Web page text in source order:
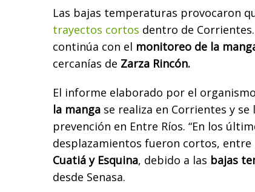
Las bajas temperaturas provocaron
trayectos cortos dentro de
continúa con el monitoreo de la
cercanías de Zarza Rincón.
El informe elaborado por el
la manga se realiza en Corrientes y
prevención en Entre Ríos. “En los
desplazamientos fueron cortos,
Cuatiá y Esquina, debido a las bajas
desde Senasa.